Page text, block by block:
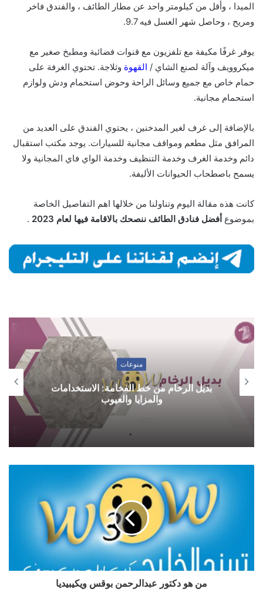
الميدا ، وأقل من كيلومتر واحد عن مطار الطائف ، والفندق فاخر
ومريح ، وحاصل شهر العسل فيه 9.7.
يوفر غرفًا مكيفة مع تلفزيون مع قنوات فضائية ومطبخ صغير مع
ميكروويف وآلة لصنع الشاي / القهوة وثلاجة. تحتوي الغرفة على
حمام خاص مع جميع وسائل الراحة وحوض استحمام ودش ولوازم
استحمام مجانية.
بالإضافة إلى غرف لغير المدخنين ، يحتوي الفندق على العديد من
المرافق مثل مطعم ومواقف مجانية للسيارات. يوجد مكتب استقبال
دائم وخدمة الغرف وخدمة التنظيف وخدمة الواي فاي المجانية ولا
يسمح باصطحاب الحيوانات الأليفة.
كانت هذه مقالة اليوم وتناولنا من خلالها اهم التفاصيل الخاصة
بموضوع أفضل فنادق الطائف ننصحك بالاقامة فيها لعام 2023 .
منوعات
بديل الرخام من خط الفخامة: الاستخدامات
والمزايا والعيوب
من هو دكتور عبدالرحمن بوقس ويكيبيديا